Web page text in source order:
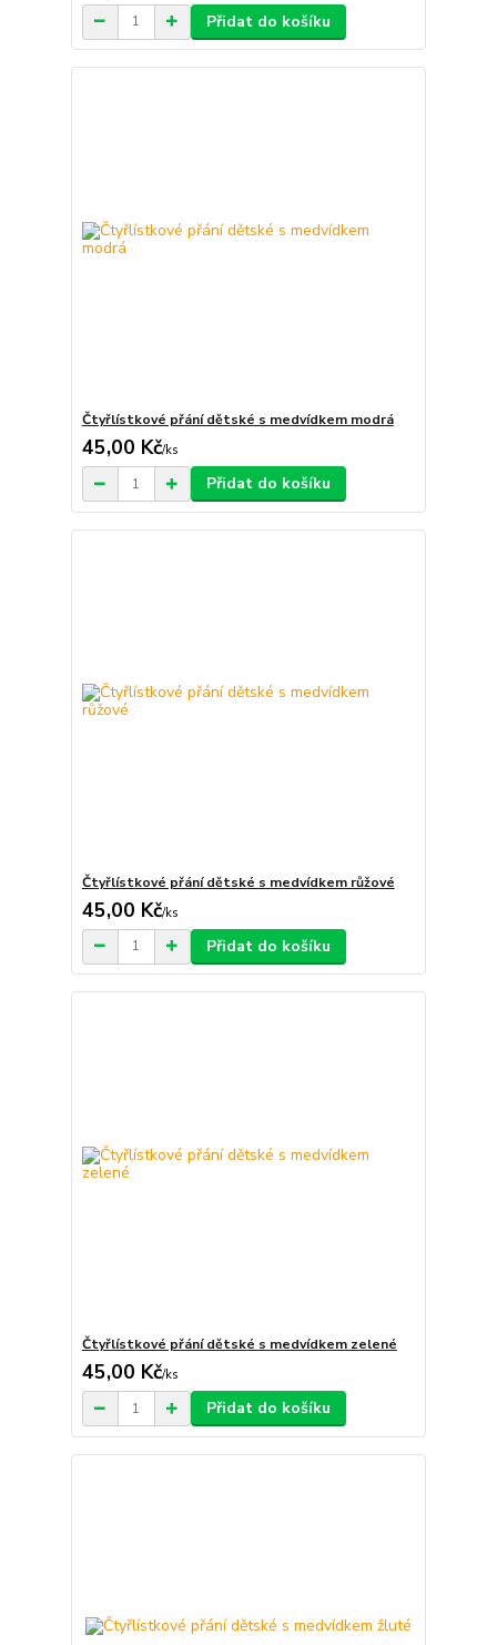
Přidat do košíku
Čtyřlístkové přání dětské s medvídkem modrá
45,00 Kč/ks
Přidat do košíku
Čtyřlístkové přání dětské s medvídkem růžové
45,00 Kč/ks
Přidat do košíku
Čtyřlístkové přání dětské s medvídkem zelené
45,00 Kč/ks
Přidat do košíku